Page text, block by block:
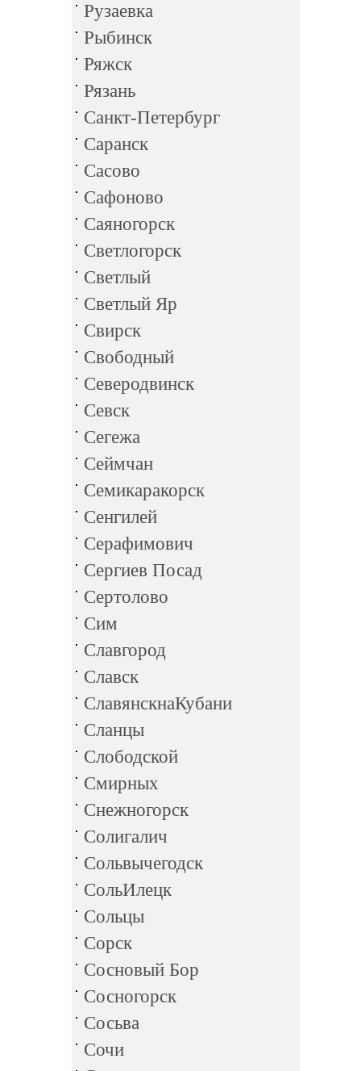
Рузаевка
Рыбинск
Ряжск
Рязань
Санкт-Петербург
Саранск
Сасово
Сафоново
Саяногорск
Светлогорск
Светлый
Светлый Яр
Свирск
Свободный
Северодвинск
Севск
Сегежа
Сеймчан
Семикаракорск
Сенгилей
Серафимович
Сергиев Посад
Сертолово
Сим
Славгород
Славск
СлавянскнаКубани
Сланцы
Слободской
Смирных
Снежногорск
Солигалич
Сольвычегодск
СольИлецк
Сольцы
Сорск
Сосновый Бор
Сосногорск
Сосьва
Сочи